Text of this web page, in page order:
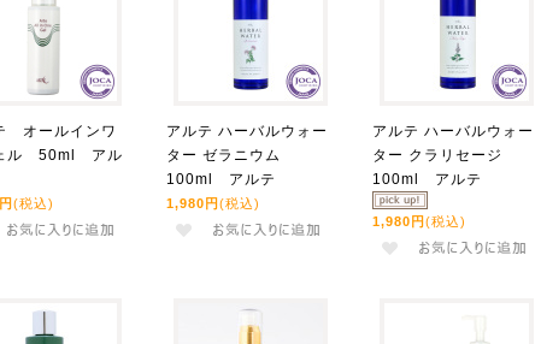
オールインワ
ル 50ml アル
(税込)
アルテ ハーバルウォー
ター ゼラニウム
100ml アルテ
1,980円 (税込)
アルテ ハーバルウォー
ター クラリセージ
100ml アルテ
1,980円 (税込)